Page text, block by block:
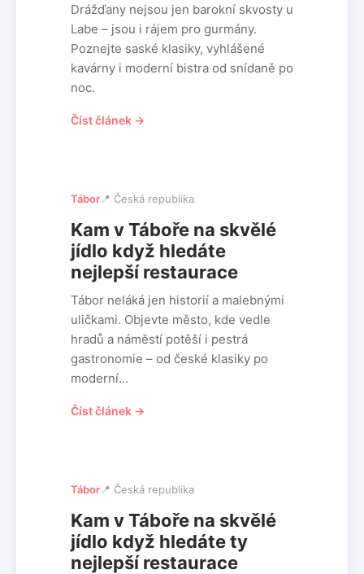
Drážďany nejsou jen barokní skvosty u
Labe – jsou i rájem pro gurmány.
Poznejte saské klasiky, vyhlášené
kavárny i moderní bistra od snídaně po
noc.
Číst článek →
Tábor📍 Česká republika
Kam v Táboře na skvělé
jídlo když hledáte
nejlepší restaurace
Tábor neláká jen historií a malebnými
uličkami. Objevte město, kde vedle
hradů a náměstí potěší i pestrá
gastronomie – od české klasiky po
moderní...
Číst článek →
Tábor📍 Česká republika
Kam v Táboře na skvělé
jídlo když hledáte ty
nejlepší restaurace